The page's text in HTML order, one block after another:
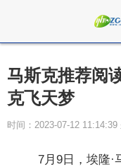
马斯克推荐阅
克飞天梦
时间：2023-07-12 11:14:39
7月9日，埃隆·